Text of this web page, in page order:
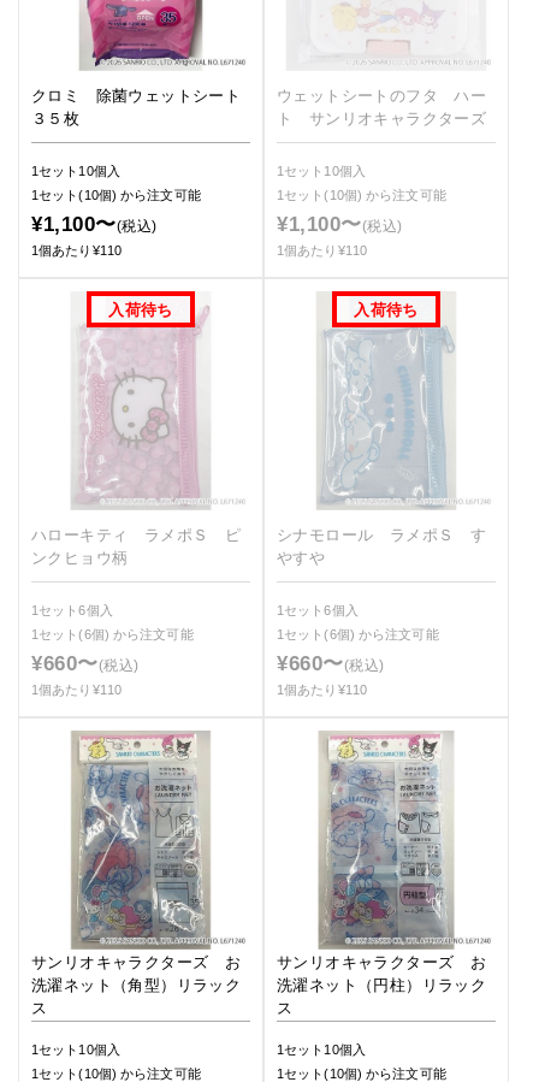
クロミ 除菌ウェットシート
３５枚
1セット10個入
1セット(10個)から注文可能
¥1,100〜(税込)
1個あたり¥110
ウェットシートのフタ ハー
ト サンリオキャラクターズ
1セット10個入
1セット(10個)から注文可能
¥1,100〜(税込)
1個あたり¥110
ハローキティ ラメポＳ ピ
ンクヒョウ柄
1セット6個入
1セット(6個) から注文可能
¥660〜(税込)
1個あたり¥110
シナモロール ラメポＳ す
やすや
1セット6個入
1セット(6個) から注文可能
¥660〜(税込)
1個あたり¥110
サンリオキャラクターズ お
洗濯ネット（角型）リラック
ス
1セット10個入
1セット(10個)から注文可能
サンリオキャラクターズ お
洗濯ネット（円柱）リラック
ス
1セット10個入
1セット(10個)から注文可能